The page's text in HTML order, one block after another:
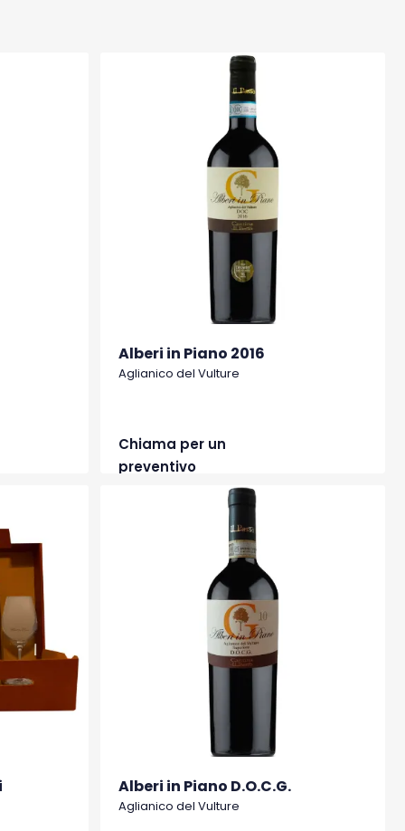
Alberi in Piano 2016
Aglianico del Vulture
Chiama per un
preventivo
Alberi in Piano D.O.C.G.
Aglianico del Vulture